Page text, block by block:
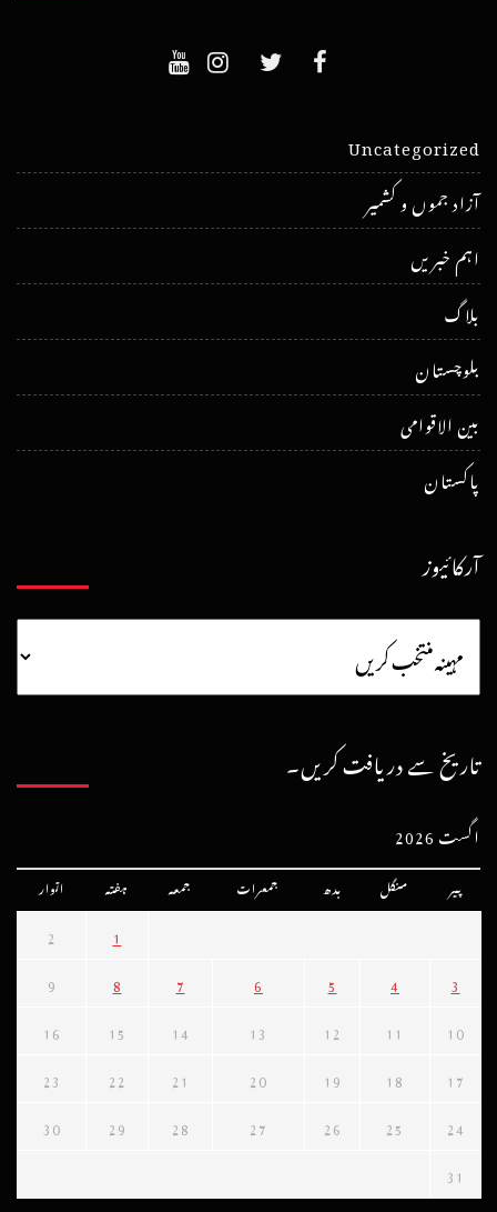
Uncategorized
آزاد جموں و کشمیر
اہم خبریں
بلاگ
بلوچستان
بین الاقوامی
پاکستان
آرکائیوز
تاریخ سے دریافت کریں۔
اگست 2026
پیر منگل بدھ جمعرات جمعہ ہفتہ اتوار
1
2
3
4
5
6
7
8
9
10
11
12
13
14
15
16
17
18
19
20
21
22
23
24
25
26
27
28
29
30
31